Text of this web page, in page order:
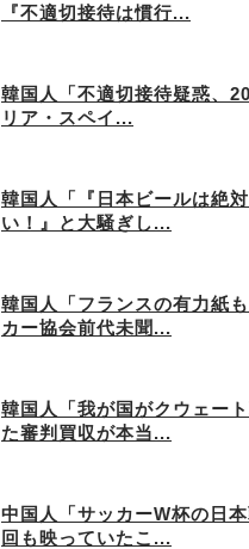
『不適切接待は慣行...
韓国人「不適切接待疑惑、
リア・スペイ...
韓国人「『日本ビールは絶
い！』と大騒ぎし...
韓国人「フランスの有力紙
カー協会前代未聞...
韓国人「我が国がクウェー
た審判買収が本当...
中国人「サッカーW杯の日
回も映っていたこ...